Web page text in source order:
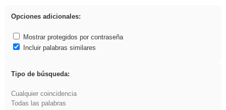
Opciones adicionales:
Mostrar protegidos por contraseña
Incluir palabras similares
Tipo de búsqueda:
Cualquier coincidencia
Todas las palabras